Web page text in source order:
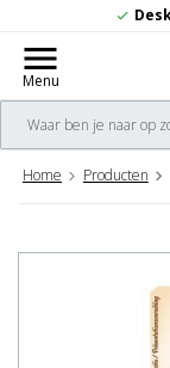
jouw gezondheid
menu
Menu
Home Producten